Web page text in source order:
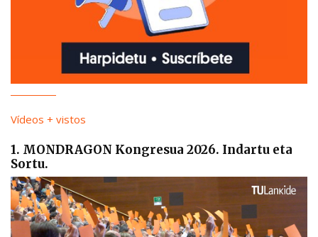
Vídeos + vistos
1. MONDRAGON Kongresua 2026. Indartu eta
Sortu.